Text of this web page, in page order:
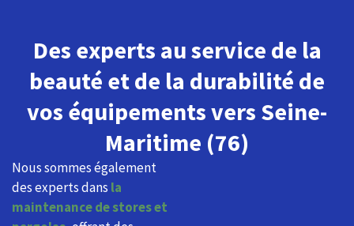
Des experts au service de la
beauté et de la durabilité de
vos équipements vers Seine-
Maritime (76)
Nous sommes également
des experts dans la
maintenance de stores et